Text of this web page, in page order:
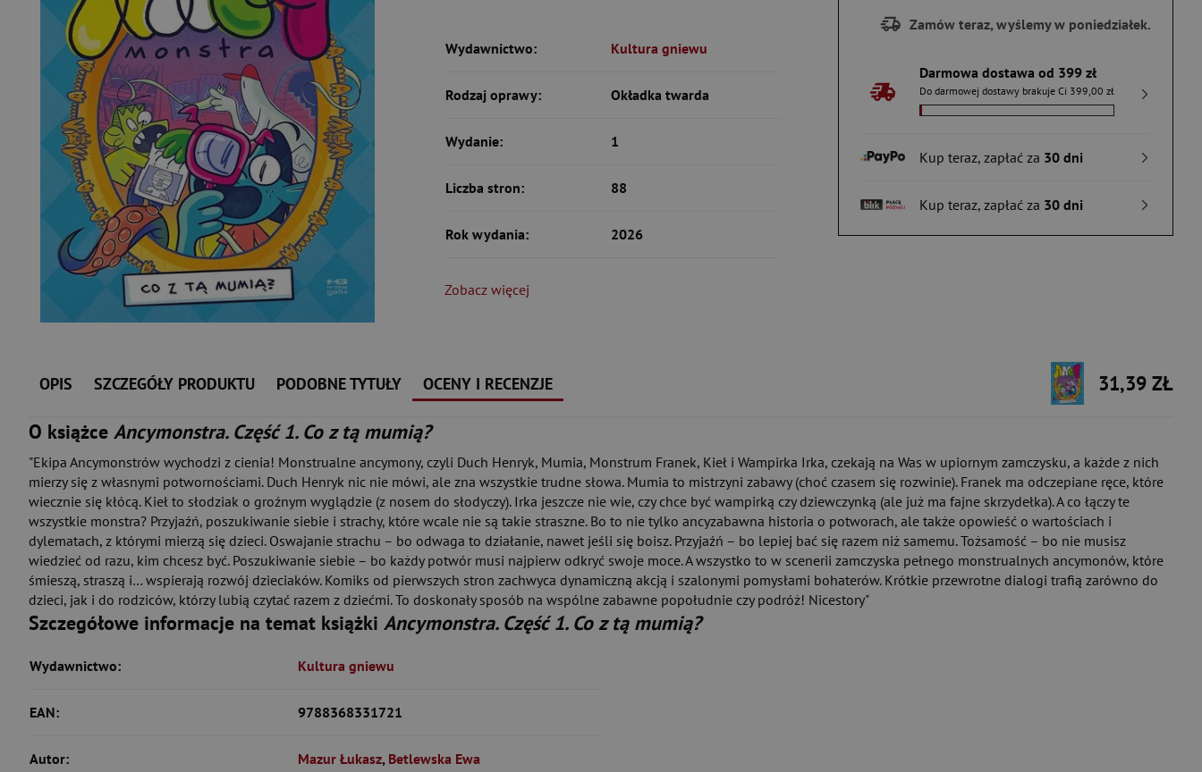
Zamów teraz, wyślemy w poniedziałek.
Darmowa dostawa od 399 zł
Do darmowej dostawy brakuje Ci 399,00 zł
Kup teraz, zapłać za 30 dni
Kup teraz, zapłać za 30 dni
Wydawnictwo: Kultura gniewu
Rodzaj oprawy: Okładka twarda
Wydanie: 1
Liczba stron: 88
Rok wydania: 2026
Zobacz więcej
OPIS SZCZEGÓŁY PRODUKTU PODOBNE TYTUŁY OCENY I RECENZJE
31,39 ZŁ
O książce Ancymonstra. Część 1. Co z tą mumią?
"Ekipa Ancymonstrów wychodzi z cienia! Monstrualne ancymony, czyli Duch Henryk, Mumia, Monstrum Franek, Kieł i Wampirka Irka, czekają na Was w upiornym zamczysku, a każde z nich
mierzy się z własnymi potwornościami. Duch Henryk nic nie mówi, ale zna wszystkie trudne słowa. Mumia to mistrzyni zabawy (choć czasem się rozwinie). Franek ma odczepiane ręce, które
wiecznie się kłócą. Kieł to słodziak o groźnym wyglądzie (z nosem do słodyczy). Irka jeszcze nie wie, czy chce być wampirką czy dziewczynką (ale już ma fajne skrzydełka). A co łączy te
wszystkie monstra? Przyjaźń, poszukiwanie siebie i strachy, które wcale nie są takie straszne. Bo to nie tylko ancyzabawna historia o potworach, ale także opowieść o wartościach i
dylematach, z którymi mierzą się dzieci. Oswajanie strachu – bo odwaga to działanie, nawet jeśli się boisz. Przyjaźń – bo lepiej bać się razem niż samemu. Tożsamość – bo nie musisz
wiedzieć od razu, kim chcesz być. Poszukiwanie siebie – bo każdy potwór musi najpierw odkryć swoje moce. A wszystko to w scenerii zamczyska pełnego monstrualnych ancymonów, które
śmieszą, straszą i… wspierają rozwój dzieciaków. Komiks od pierwszych stron zachwyca dynamiczną akcją i szalonymi pomysłami bohaterów. Krótkie przewrotne dialogi trafią zarówno do
dzieci, jak i do rodziców, którzy lubią czytać razem z dziećmi. To doskonały sposób na wspólne zabawne popołudnie czy podróż! Nicestory"
Szczegółowe informacje na temat książki Ancymonstra. Część 1. Co z tą mumią?
Wydawnictwo: Kultura gniewu
EAN: 9788368331721
Autor: Mazur Łukasz, Betlewska Ewa